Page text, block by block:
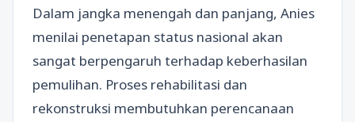
Dalam jangka menengah dan panjang, Anies
menilai penetapan status nasional akan
sangat berpengaruh terhadap keberhasilan
pemulihan. Proses rehabilitasi dan
rekonstruksi membutuhkan perencanaan